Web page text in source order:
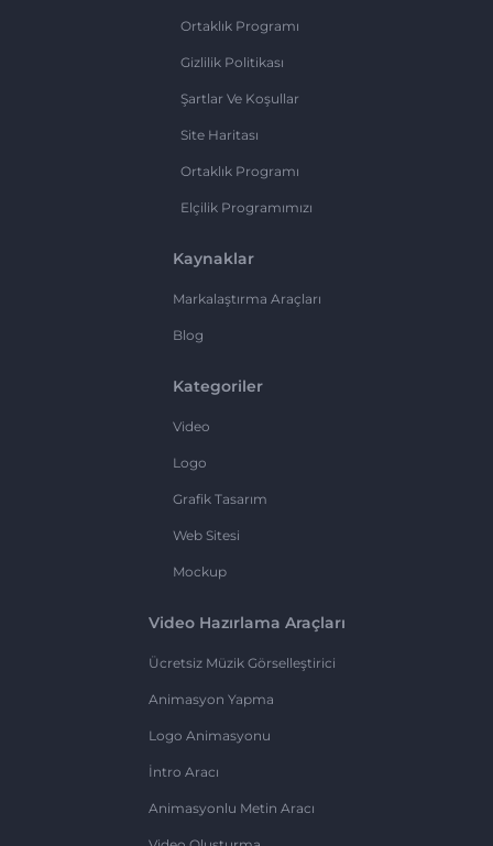
Ortaklık Programı
Gizlilik Politikası
Şartlar Ve Koşullar
Site Haritası
Ortaklık Programı
Elçilik Programımızı
Kaynaklar
Markalaştırma Araçları
Blog
Kategoriler
Video
Logo
Grafik Tasarım
Web Sitesi
Mockup
Video Hazırlama Araçları
Ücretsiz Müzik Görselleştirici
Animasyon Yapma
Logo Animasyonu
İntro Aracı
Animasyonlu Metin Aracı